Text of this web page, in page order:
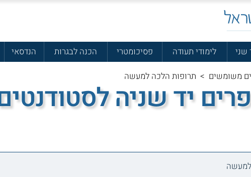
שני לימודי תעודה פסיכומטרי הכנה לבגרות הנדסאי
משומשים > תרופות הלכה למעשה
יד שניה